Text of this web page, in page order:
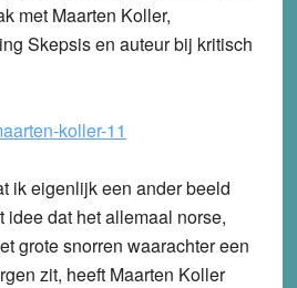
met Maarten Koller,
Skepsis en auteur bij kritisch
ik eigenlijk een ander beeld
idee dat het allemaal norse,
grote snorren waarachter een
zit, heeft Maarten Koller